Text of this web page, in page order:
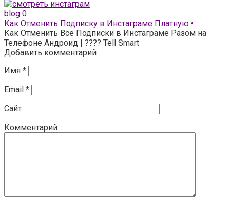
blog 0
Как Отменить Подписку в Инстаграме Платную •
Как Отменить Все Подписки в Инстаграме Разом на
Телефоне Андроид | ???? Tell Smart
Добавить комментарий
Имя *
Email *
Сайт
Комментарий